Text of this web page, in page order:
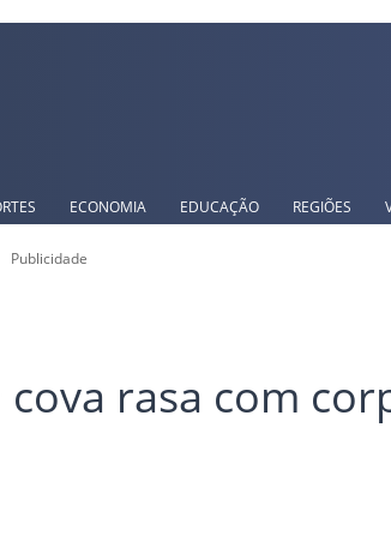
ECONOMIA EDUCAÇÃO REGIÕES
Publicidade
rasa com